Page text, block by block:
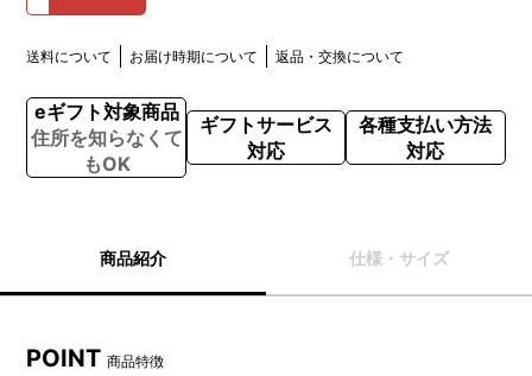
送料について お届け時期について 返品・交換について
eギフト対象商品
住所を知らなくて
もOK
ギフトサービス
対応
各種支払い方法
対応
商品紹介 仕様・サイズ
POINT商品特徴